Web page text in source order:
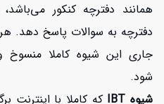
همانند دفترچه کنکور
دفترچه به سوالات پاسخ دهد.
جاری این شیوه کاملا منسوخ
شود.
شیوه IBT
که کاملا با اینترنت